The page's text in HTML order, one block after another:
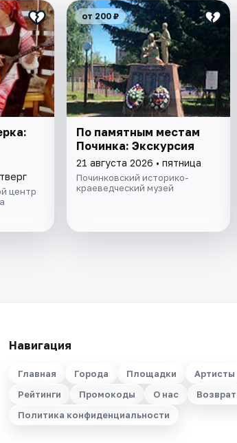
центр
от 200 ₽
По памятным местам
Починка: Экскурсия
21 августа 2026 • пятница
Починковский историко-
краеведческий музей
Навигация
Главная Города Площадки
Артисты
Рейтинги
Промокоды О нас
Политика конфиденциальности